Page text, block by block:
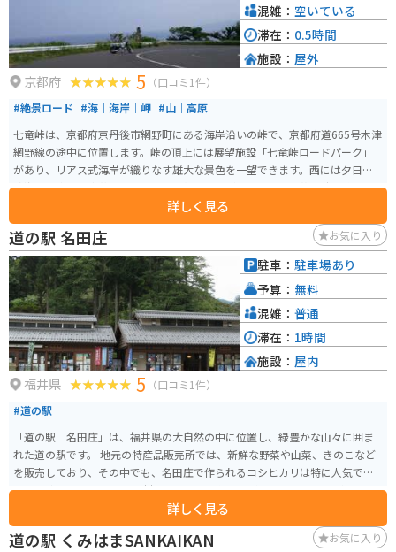
京都府 5 （口コミ1件）
#絶景ロード #海｜海岸｜岬 #山｜高原
七竜峠は、京都府京丹後市網野町にある海岸沿いの峠で、京都府道665号木津
網野線の途中に位置します。峠の頂上には展望施設「七竜峠ロードパーク」
があり、リアス式海岸が織りなす雄大な景色を一望できます。西には夕日ヶ
浦海岸、東には浅茂川や間人方面を望むことができ、特に夕暮れ時の眺めは
てドライブやツーリングに最適。バイクで訪れる際は、展望所で停車して瀬
戸内の風を感じながら休憩するのもおすすめです。駐車スペースは限られて
いますが、海と空が刻々と変化する景観を堪能できる絶景スポットです。
詳しく見る
混雑： 空いている
滞在： 0.5時間
施設： 屋外
道の駅 名田庄 お気に入り
福井県 5 （口コミ1件）
#道の駅
「道の駅 名田庄」は、福井県の大自然の中に位置し、緑豊かな山々に囲ま
れた道の駅です。 地元の特産品販売所では、新鮮な野菜や山菜、きのこなど
を販売しており、その中でも、名田庄で作られるコシヒカリは特に人気で
す。 食事処では、地元の食材をふんだんに使った料理を楽しむことができ、
福井名物のおろしそばや、山菜料理などがおすすめです。バイクで訪れる場
合は、駐車場も広く確保されているため、安心して駐車できます。 道の駅の
周辺には、自然豊かな観光スポットも点在しており、中でも雄島は、周囲約1.
詳しく見る
駐車： 駐車場あり
予算： 無料
混雑： 普通
滞在： 1時間
施設： 屋内
道の駅 くみはまSANKAIKAN お気に入り